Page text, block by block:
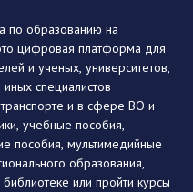
по образованию на
цифровая платформа для
и ученых, университетов,
специалистов
и в сфере ВО и
учебные пособия,
пособия, мультимедийные
образования,
или пройти курсы